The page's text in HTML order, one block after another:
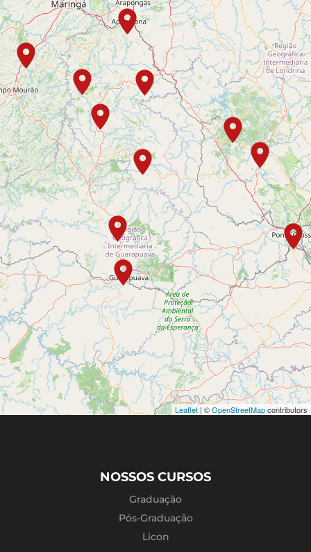
Engenheiro Beltrão
Rua Clotário Portugal, nº 115
(44) 3537-8135
Faxinal
Av. Eugenio Bastiani, n° 984, Centro - CEP:
86840-000
(43) 3461-3076 - (43) 9 9687-8766
Guaraniaçu
Rua Eudoxio Antonio Badotti, nº 51
(45) 3232-2604
Guarapuava
Rua Professora Leonidia, nº 550, centro - Anexo à
escola Municipal Antônio Lustosa | CEP: 85010-
230
(42) 3152-1416 - (42) 99921-1562
Ivaiporã
Praça Milton Pirolo, nº 385 - Centro - CEP: 86.870-
000
(43) 3126-5180
Jaguapitã
Rua Eufrásio Cortes, nº 228
(41) 3547-8090
Leaflet | ©OpenStreetMapcontributors
NOSSOS CURSOS
Graduação
Pós-Graduação
Licon